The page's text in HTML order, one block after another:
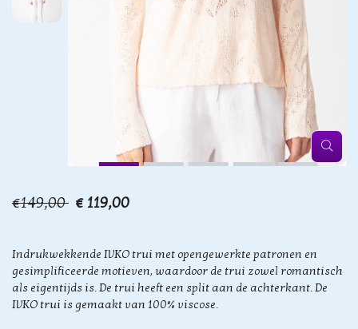
€149,00 € 119,00
Indrukwekkende IVKO trui met opengewerkte patronen en
gesimplificeerde motieven, waardoor de trui zowel romantisch
als eigentijds is. De trui heeft een split aan de achterkant. De
IVKO trui is gemaakt van 100% viscose.